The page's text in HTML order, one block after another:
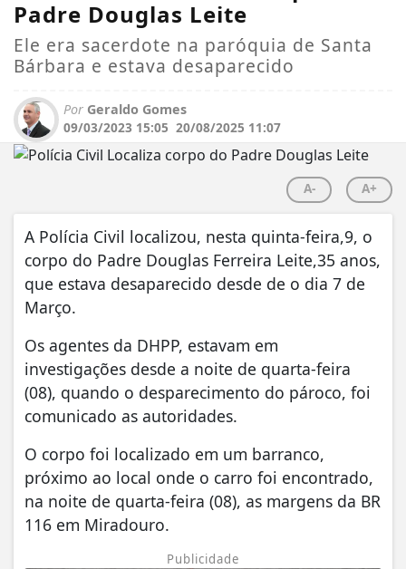
Padre Douglas Leite
Ele era sacerdote na paróquia de Santa
Bárbara e estava desaparecido
Por Geraldo Gomes
09/03/2023 15:05 20/08/2025 11:07
A- A+
A Polícia Civil localizou, nesta quinta-feira,9, o
corpo do Padre Douglas Ferreira Leite,35 anos,
que estava desaparecido desde de o dia 7 de
Março.
Os agentes da DHPP, estavam em
investigações desde a noite de quarta-feira
(08), quando o desparecimento do pároco, foi
comunicado as autoridades.
O corpo foi localizado em um barranco,
próximo ao local onde o carro foi encontrado,
na noite de quarta-feira (08), as margens da BR
116 em Miradouro.
Publicidade